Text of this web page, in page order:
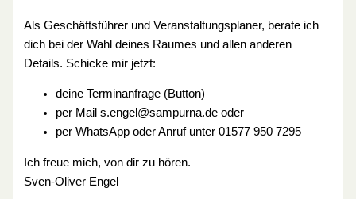
Als Geschäftsführer und Veranstaltungsplaner, berate ich
dich bei der Wahl deines Raumes und allen anderen
Details. Schicke mir jetzt:
deine Terminanfrage (Button)
per Mail s.engel@sampurna.de oder
per WhatsApp oder Anruf unter 01577 950 7295
Ich freue mich, von dir zu hören.
Sven-Oliver Engel